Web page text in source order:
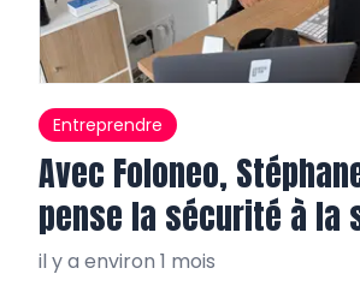
Entreprendre
Avec Foloneo,
pense la sécurité à la
il y a environ 1 mois